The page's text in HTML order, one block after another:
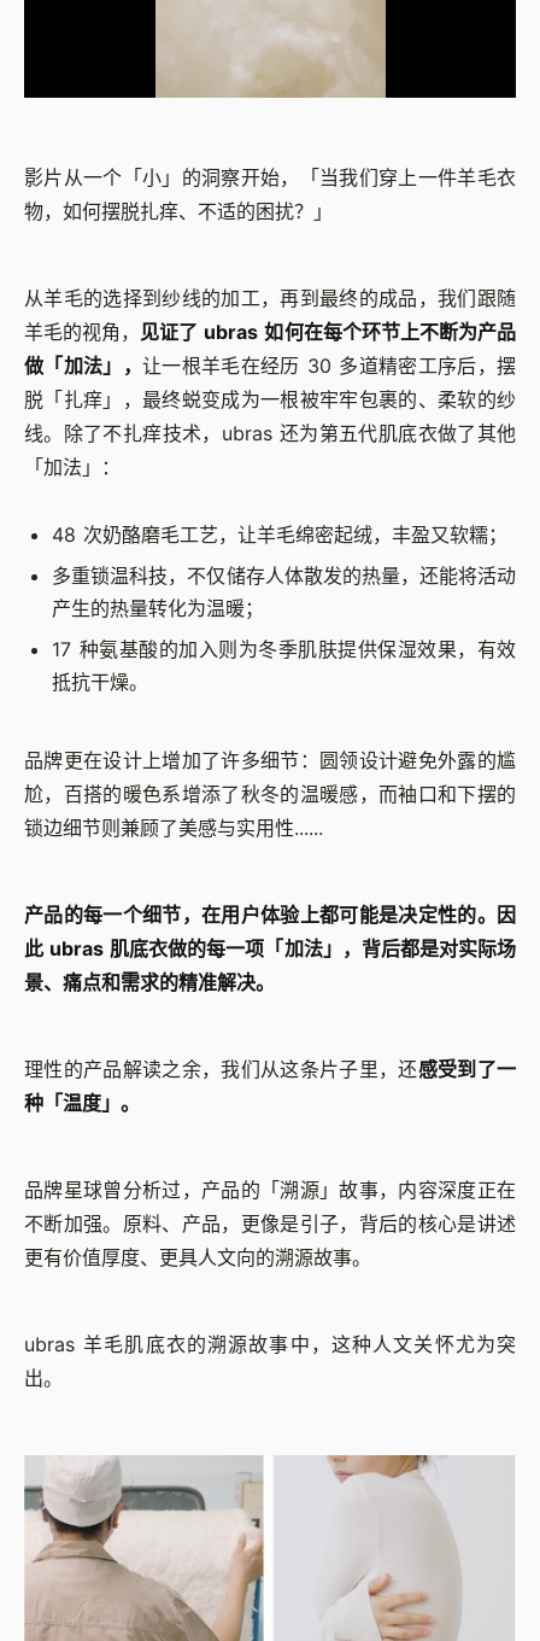
影片从一个「小」的洞察开始，「当我们穿上一件羊毛衣
物，如何摆脱扎痒、不适的困扰？」
从羊毛的选择到纱线的加工，再到最终的成品，我们跟随
羊毛的视角， 见证了 ubras 如何在每个环节上不断为产品
做「加法」， 让一根羊毛在经历 30 多道精密工序后，摆
脱「扎痒」，最终蜕变成为一根被牢牢包裹的、柔软的纱
线。除了不扎痒技术，ubras 还为第五代肌底衣做了其他
「加法」：
48 次奶酪磨毛工艺，让羊毛绵密起绒，丰盈又软糯；
多重锁温科技，不仅储存人体散发的热量，还能将活动
产生的热量转化为温暖；
17 种氨基酸的加入则为冬季肌肤提供保湿效果，有效
抵抗干燥。
品牌更在设计上增加了许多细节：圆领设计避免外露的尴
尬，百搭的暖色系增添了秋冬的温暖感，而袖口和下摆的
锁边细节则兼顾了美感与实用性......
产品的每一个细节，在用户体验上都可能是决定性的。因
此 ubras 肌底衣做的每一项「加法」，背后都是对实际场
景、痛点和需求的精准解决。
理性的产品解读之余，我们从这条片子里，还感受到了一
种「温度」。
品牌星球曾分析过，产品的「溯源」故事，内容深度正在
不断加强。原料、产品，更像是引子，背后的核心是讲述
更有价值厚度、更具人文向的溯源故事。
ubras 羊毛肌底衣的溯源故事中，这种人文关怀尤为突
出。